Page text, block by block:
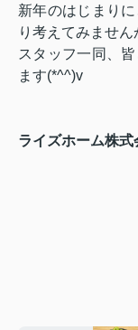
新年のはじまり
り考えてみません
スタッフ一同、
ます(*^^)v
ライズホーム株式